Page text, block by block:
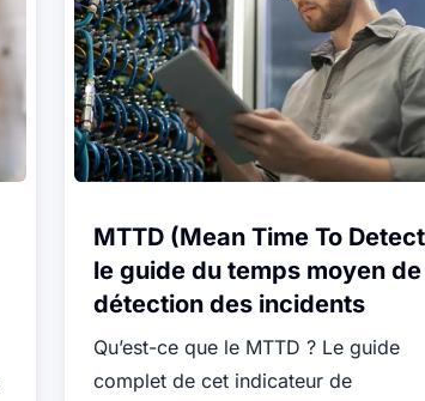
MTTD (Mean Time To
le guide du temps moyen de
détection des incidents
Qu’est-ce que le MTTD ? Le guide
complet de cet indicateur de